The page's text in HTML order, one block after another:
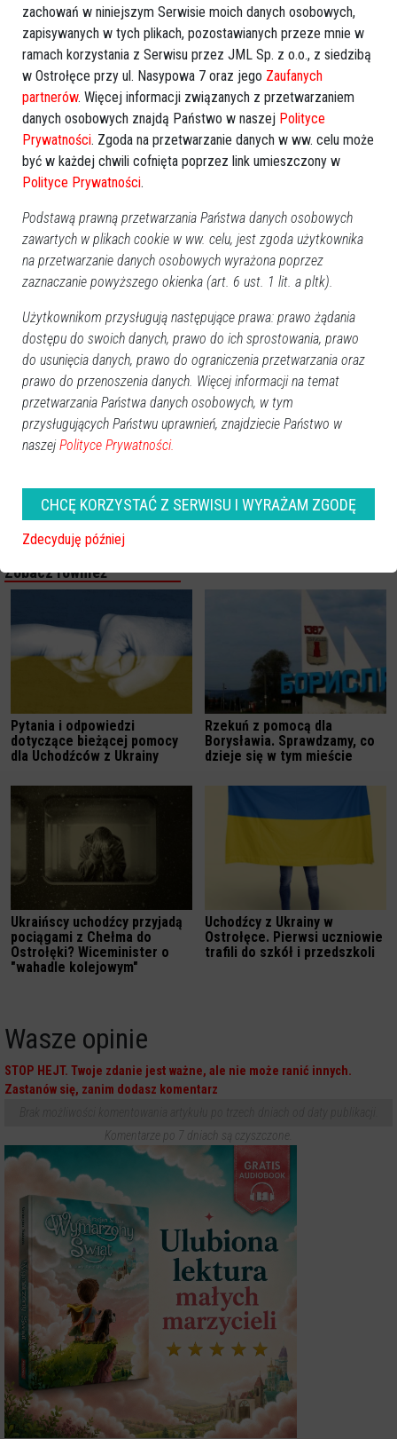
Więcej o:Parafia pw. Trójcy Przenajświętszej w Myszyńcu
uchodźcy,Ukraina
Zobacz również
Pytania i odpowiedzi
dotyczące bieżącej pomocy
dla Uchodźców z Ukrainy
Rzekuń z pomocą dla
Borysławia. Sprawdzamy, co
dzieje się w tym mieście
Ukraińscy uchodźcy przyjadą
pociągami z Chełma do
Ostrołęki? Wiceminister o
"wahadle kolejowym"
Uchodźcy z Ukrainy w
Ostrołęce. Pierwsi uczniowie
trafili do szkół i przedszkoli
Wasze opinie
STOP HEJT. Twoje zdanie jest ważne, ale nie może ranić innych.
Zastanów się, zanim dodasz komentarz
Komentarze po 7 dniach są czyszczone.
zachowań w niniejszym Serwisie moich danych osobowych,
zapisywanych w tych plikach, pozostawianych przeze mnie w
ramach korzystania z Serwisu przez JML Sp. z o.o., z siedzibą
w Ostrołęce przy ul. Nasypowa 7 oraz jego Zaufanych
partnerów. Więcej informacji związanych z przetwarzaniem
danych osobowych znajdą Państwo w naszej Polityce
Prywatności. Zgoda na przetwarzanie danych w ww. celu może
być w każdej chwili cofnięta poprzez link umieszczony w
Polityce Prywatności.
Podstawą prawną przetwarzania Państwa danych osobowych
zawartych w plikach cookie w ww. celu, jest zgoda użytkownika
na przetwarzanie danych osobowych wyrażona poprzez
zaznaczanie powyższego okienka (art. 6 ust. 1 lit. a pltk).
Użytkownikom przysługują następujące prawa: prawo żądania
dostępu do swoich danych, prawo do ich sprostowania, prawo
do usunięcia danych, prawo do ograniczenia przetwarzania oraz
prawo do przenoszenia danych. Więcej informacji na temat
przetwarzania Państwa danych osobowych, w tym
przysługujących Państwu uprawnień, znajdziecie Państwo w
naszej Polityce Prywatności.
CHCĘ KORZYSTAĆ Z SERWISU I WYRAŻAM ZGODĘ
Zdecyduję później